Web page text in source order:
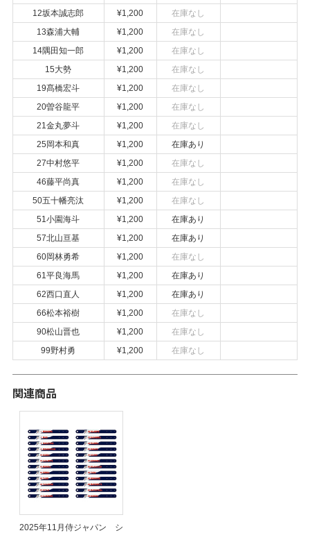
12坂本誠志郎
¥1,200
在庫なし
13森浦大輔
¥1,200
在庫なし
14隅田知一郎
¥1,200
在庫なし
15大勢
¥1,200
在庫なし
19髙橋宏斗
¥1,200
在庫なし
20曽谷龍平
¥1,200
在庫なし
21金丸夢斗
¥1,200
在庫なし
25岡本和真
¥1,200
在庫あり
27中村悠平
¥1,200
在庫なし
46藤平尚真
¥1,200
在庫なし
50五十幡亮汰
¥1,200
在庫なし
51小園海斗
¥1,200
在庫あり
57北山亘基
¥1,200
在庫あり
60岡林勇希
¥1,200
在庫なし
61平良海馬
¥1,200
在庫あり
62西口直人
¥1,200
在庫あり
66松本裕樹
¥1,200
在庫なし
90松山晋也
¥1,200
在庫なし
99野村勇
¥1,200 在庫なし
関連商品
2025年11月侍ジャパン シ